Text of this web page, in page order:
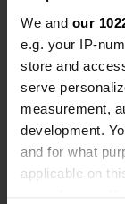
We and our
e.g. your IP-
store and
serve
measurement,
development.
and for what
applicable on
vergeleken met
kamp vlak
deze lokale
in de omgeving
De tekst gaat